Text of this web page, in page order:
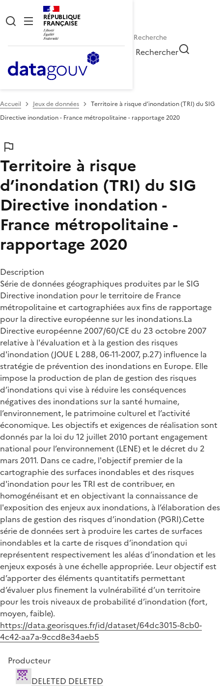
RÉPUBLIQUE
FRANÇAISE
Rechercher
Accueil Jeux de données
Territoire à risque d’inondation (TRI) du SIG
Directive inondation - France métropolitaine - rapportage 2020
Territoire à risque
d’inondation (TRI) du SIG
Directive inondation -
France métropolitaine -
rapportage 2020
Description
Série de données géographiques produites par le SIG
Directive inondation pour le territoire de France
métropolitaine et cartographiées aux fins de rapportage
pour la directive européenne sur les inondations.La
Directive européenne 2007/60/CE du 23 octobre 2007
relative à l'évaluation et à la gestion des risques
d'inondation (JOUE L 288, 06-11-2007, p.27) influence la
stratégie de prévention des inondations en Europe. Elle
impose la production de plan de gestion des risques
d’inondations qui vise à réduire les conséquences
négatives des inondations sur la santé humaine,
l’environnement, le patrimoine culturel et l’activité
économique. Les objectifs et exigences de réalisation sont
donnés par la loi du 12 juillet 2010 portant engagement
national pour l’environnement (LENE) et le décret du 2
mars 2011. Dans ce cadre, l'objectif premier de la
cartographie des surfaces inondables et des risques
d'inondation pour les TRI est de contribuer, en
homogénéisant et en objectivant la connaissance de
l'exposition des enjeux aux inondations, à l’élaboration des
plans de gestion des risques d’inondation (PGRI).Cette
série de données sert à produire les cartes de surfaces
inondables et la carte de risques d’inondation qui
représentent respectivement les aléas d’inondation et les
enjeux exposés à une échelle appropriée. Leur objectif est
d’apporter des éléments quantitatifs permettant
d’évaluer plus finement la vulnérabilité d’un territoire
pour les trois niveaux de probabilité d’inondation (fort,
moyen, faible).
https://data.georisques.fr/id/dataset/64dc3015-8cb0-
4c42-aa7a-9ccd8e34aeb5
Producteur
DELETED DELETED